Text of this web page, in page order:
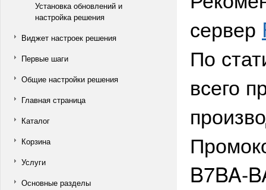
Установка обновлений и
настройка решения
Виджет настроек решения
Первые шаги
Общие настройки решения
Главная страница
Каталог
Корзина
Услуги
Основные разделы
сервер
По
всего
B7BA-